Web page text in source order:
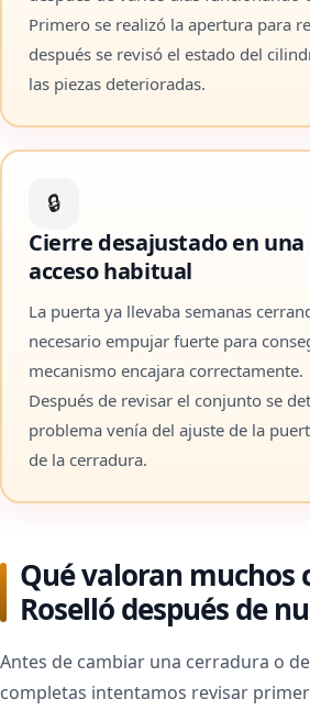
Primero se realizó la apertura para
después se revisó el estado del
las piezas deterioradas.
🔒
Cierre desajustado en
acceso habitual
La puerta ya llevaba semanas
necesario empujar fuerte para
mecanismo encajara correctamente.
Después de revisar el conjunto se
problema venía del ajuste de la
de la cerradura.
Qué valoran muchos
Roselló después de
Antes de cambiar una cerradura o
completas intentamos revisar